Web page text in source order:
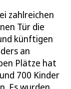
zahlreichen
Tür die
künftigen
an
Plätze hat
700 Kinder